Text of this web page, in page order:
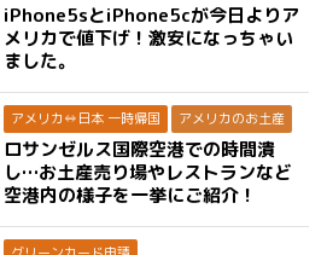
iPhone5sとiPhone5cが今日よりア
メリカで値下げ！激安になっちゃい
ました。
アメリカ⇔日本 一時帰国 アメリカのお土産
ロサンゼルス国際空港での時間潰
し…お土産売り場やレストランなど
空港内の様子を一挙にご紹介！